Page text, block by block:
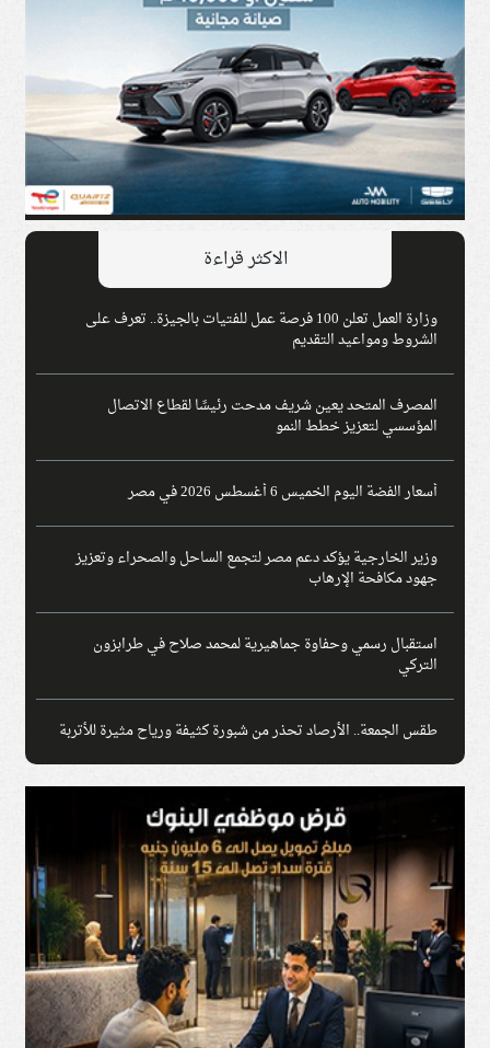
الاكثر قراءة
وزارة العمل تعلن 100 فرصة عمل للفتيات بالجيزة.. تعرف على
الشروط ومواعيد التقديم
المصرف المتحد يعين شريف مدحت رئيسًا لقطاع الاتصال
المؤسسي لتعزيز خطط النمو
أسعار الفضة اليوم الخميس 6 أغسطس 2026 في مصر
وزير الخارجية يؤكد دعم مصر لتجمع الساحل والصحراء وتعزيز
جهود مكافحة الإرهاب
استقبال رسمي وحفاوة جماهيرية لمحمد صلاح في طرابزون
التركي
طقس الجمعة.. الأرصاد تحذر من شبورة كثيفة ورياح مثيرة للأتربة